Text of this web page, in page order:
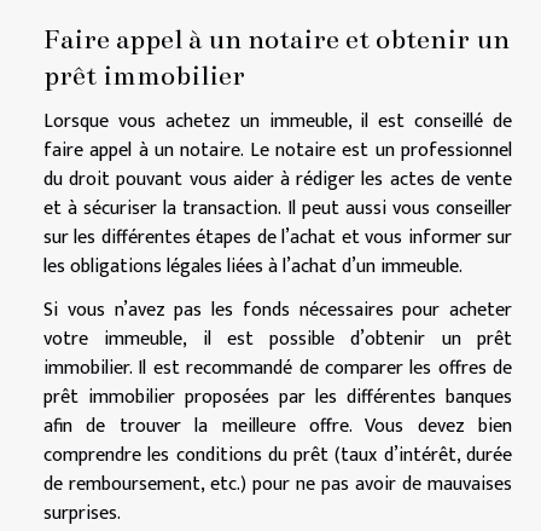
Faire appel à un notaire et obtenir un
prêt immobilier
Lorsque vous achetez un immeuble, il est conseillé de
faire appel à un notaire. Le notaire est un professionnel
du droit pouvant vous aider à rédiger les actes de vente
et à sécuriser la transaction. Il peut aussi vous conseiller
sur les différentes étapes de l’achat et vous informer sur
les obligations légales liées à l’achat d’un immeuble.
Si vous n’avez pas les fonds nécessaires pour acheter
votre immeuble, il est possible d’obtenir un prêt
immobilier. Il est recommandé de comparer les offres de
prêt immobilier proposées par les différentes banques
afin de trouver la meilleure offre. Vous devez bien
comprendre les conditions du prêt (taux d’intérêt, durée
de remboursement, etc.) pour ne pas avoir de mauvaises
surprises.